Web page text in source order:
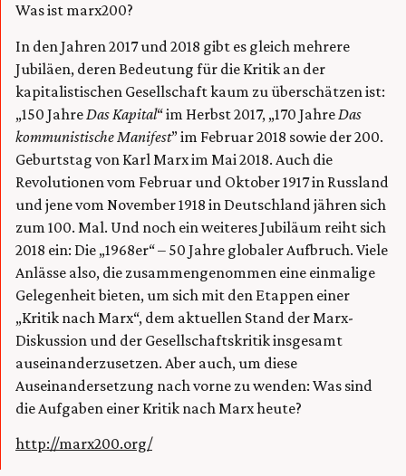
Was ist marx200?
In den Jahren 2017 und 2018 gibt es gleich mehrere
Jubiläen, deren Bedeutung für die Kritik an der
kapitalistischen Gesellschaft kaum zu überschätzen ist:
„150 Jahre Das Kapital“ im Herbst 2017, „170 Jahre Das
kommunistische Manifest” im Februar 2018 sowie der 200.
Geburtstag von Karl Marx im Mai 2018. Auch die
Revolutionen vom Februar und Oktober 1917 in Russland
und jene vom November 1918 in Deutschland jähren sich
zum 100. Mal. Und noch ein weiteres Jubiläum reiht sich
2018 ein: Die „1968er“ – 50 Jahre globaler Aufbruch. Viele
Anlässe also, die zusammengenommen eine einmalige
Gelegenheit bieten, um sich mit den Etappen einer
„Kritik nach Marx“, dem aktuellen Stand der Marx-
Diskussion und der Gesellschaftskritik insgesamt
auseinanderzusetzen. Aber auch, um diese
Auseinandersetzung nach vorne zu wenden: Was sind
die Aufgaben einer Kritik nach Marx heute?
http://marx200.org/